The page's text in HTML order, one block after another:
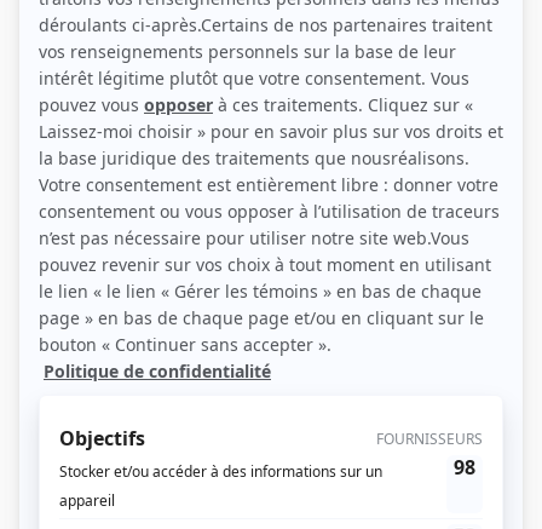
Personnages
Maman chérie( Tom)
Moi et l'autre... II(Monsieur)
Triplex(Joseph)
Les grands procès: Fred Rose (M. Ward)
Sous un ciel variable
Adélard Guillemette
Hamlet en Québec (Rôle inconnu)
Montréal, ville ouverte(Constable Richard)
Les tisserands du pouvoir : La révolte( Mgr Bourgoin)
Les tisserands du pouvoir(Mgr Bourgoin)
Formule 1(Paul)
Lance et compte I-II-III
1988-1989)
L'Agent fait le bonheur(Ventriloque)
Page trois: un ordinateur au coeur